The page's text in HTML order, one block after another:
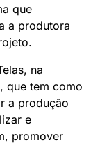
que
a produtora
na
que tem como
a produção
e
promover